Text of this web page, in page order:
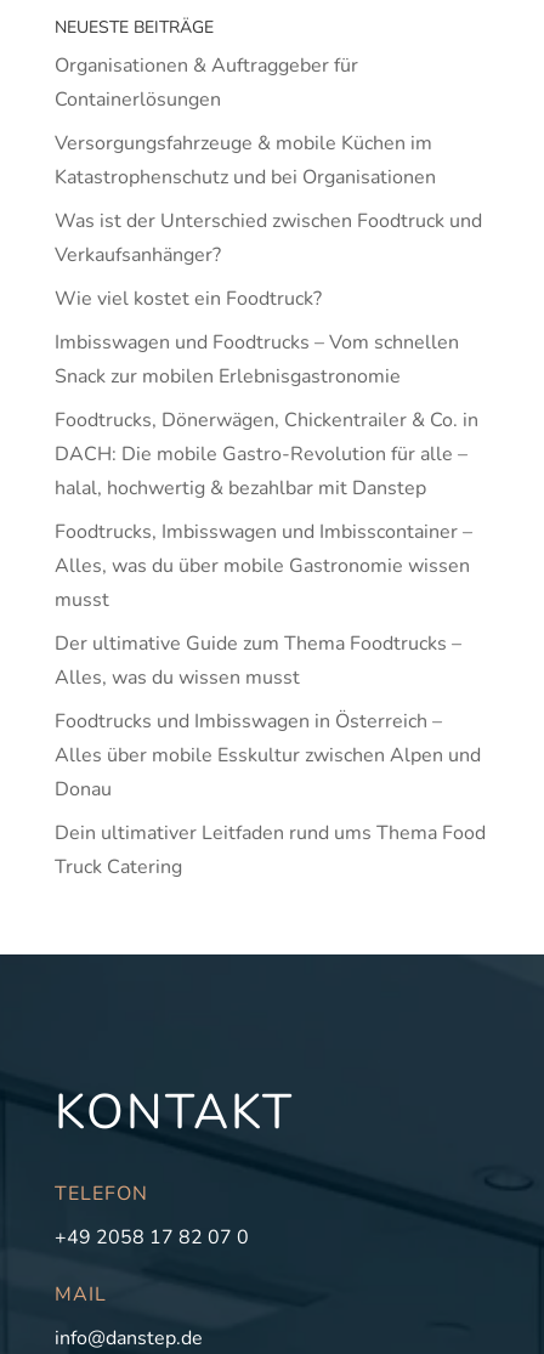
NEUESTE BEITRÄGE
Organisationen & Auftraggeber für
Containerlösungen
Versorgungsfahrzeuge & mobile Küchen im
Katastrophenschutz und bei Organisationen
Was ist der Unterschied zwischen Foodtruck und
Verkaufsanhänger?
Wie viel kostet ein Foodtruck?
Imbisswagen und Foodtrucks – Vom schnellen
Snack zur mobilen Erlebnisgastronomie
Foodtrucks, Dönerwägen, Chickentrailer & Co. in
DACH: Die mobile Gastro-Revolution für alle –
halal, hochwertig & bezahlbar mit Danstep
Foodtrucks, Imbisswagen und Imbisscontainer –
Alles, was du über mobile Gastronomie wissen
musst
Der ultimative Guide zum Thema Foodtrucks –
Alles, was du wissen musst
Foodtrucks und Imbisswagen in Österreich –
Alles über mobile Esskultur zwischen Alpen und
Donau
Dein ultimativer Leitfaden rund ums Thema Food
Truck Catering
KONTAKT
TELEFON
+49 2058 17 82 07 0
MAIL
info@danstep.de